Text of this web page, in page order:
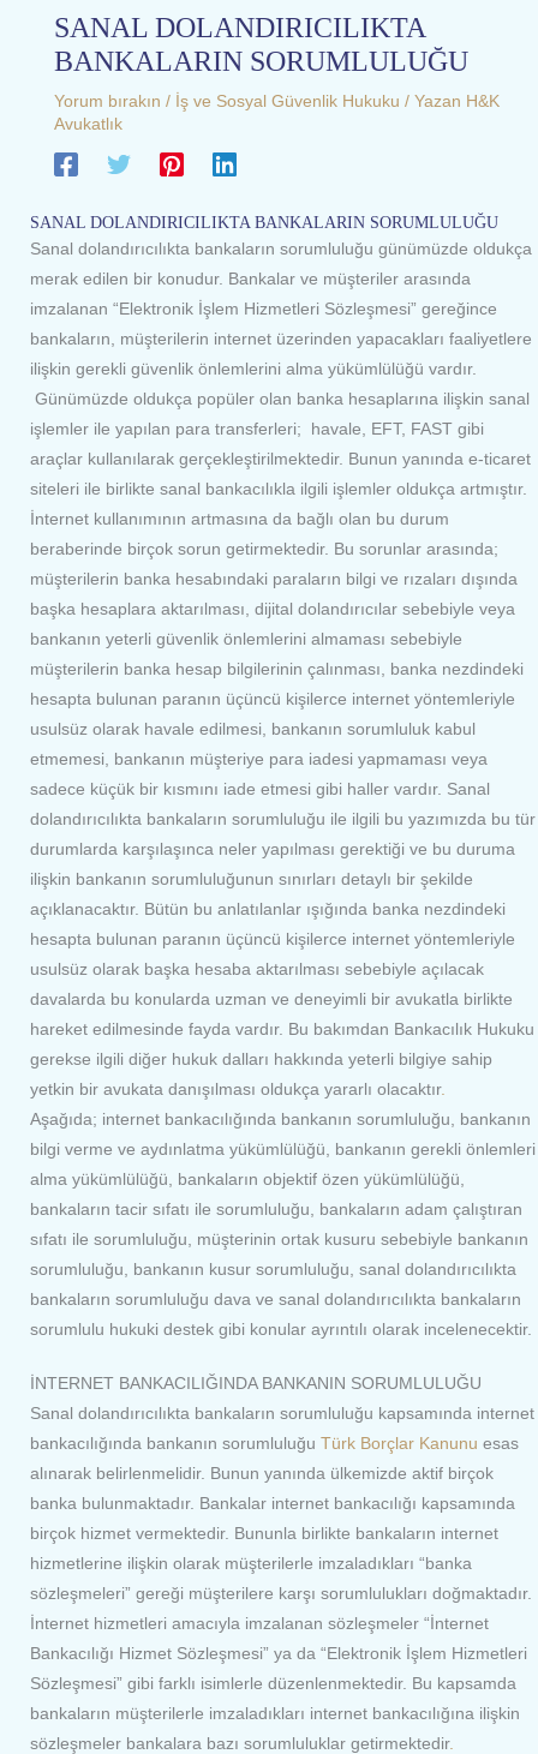
SANAL DOLANDIRICILIKTA
BANKALARIN SORUMLULUĞU
Yorum bırakın / İş ve Sosyal Güvenlik Hukuku / Yazan H&K
Avukatlık
SANAL DOLANDIRICILIKTA BANKALARIN SORUMLULUĞU
Sanal dolandırıcılıkta bankaların sorumluluğu günümüzde oldukça
merak edilen bir konudur. Bankalar ve müşteriler arasında
imzalanan “Elektronik İşlem Hizmetleri Sözleşmesi” gereğince
bankaların, müşterilerin internet üzerinden yapacakları faaliyetlere
ilişkin gerekli güvenlik önlemlerini alma yükümlülüğü vardır.
Günümüzde oldukça popüler olan banka hesaplarına ilişkin sanal
işlemler ile yapılan para transferleri; havale, EFT, FAST gibi
araçlar kullanılarak gerçekleştirilmektedir. Bunun yanında e-ticaret
siteleri ile birlikte sanal bankacılıkla ilgili işlemler oldukça artmıştır.
İnternet kullanımının artmasına da bağlı olan bu durum
beraberinde birçok sorun getirmektedir. Bu sorunlar arasında;
müşterilerin banka hesabındaki paraların bilgi ve rızaları dışında
başka hesaplara aktarılması, dijital dolandırıcılar sebebiyle veya
bankanın yeterli güvenlik önlemlerini almaması sebebiyle
müşterilerin banka hesap bilgilerinin çalınması, banka nezdindeki
hesapta bulunan paranın üçüncü kişilerce internet yöntemleriyle
usulsüz olarak havale edilmesi, bankanın sorumluluk kabul
etmemesi, bankanın müşteriye para iadesi yapmaması veya
sadece küçük bir kısmını iade etmesi gibi haller vardır. Sanal
dolandırıcılıkta bankaların sorumluluğu ile ilgili bu yazımızda bu tür
durumlarda karşılaşınca neler yapılması gerektiği ve bu duruma
ilişkin bankanın sorumluluğunun sınırları detaylı bir şekilde
açıklanacaktır. Bütün bu anlatılanlar ışığında banka nezdindeki
hesapta bulunan paranın üçüncü kişilerce internet yöntemleriyle
usulsüz olarak başka hesaba aktarılması sebebiyle açılacak
davalarda bu konularda uzman ve deneyimli bir avukatla birlikte
hareket edilmesinde fayda vardır. Bu bakımdan Bankacılık Hukuku
gerekse ilgili diğer hukuk dalları hakkında yeterli bilgiye sahip
yetkin bir avukata danışılması oldukça yararlı olacaktır.
Aşağıda; internet bankacılığında bankanın sorumluluğu, bankanın
bilgi verme ve aydınlatma yükümlülüğü, bankanın gerekli önlemleri
alma yükümlülüğü, bankaların objektif özen yükümlülüğü,
bankaların tacir sıfatı ile sorumluluğu, bankaların adam çalıştıran
sıfatı ile sorumluluğu, müşterinin ortak kusuru sebebiyle bankanın
sorumluluğu, bankanın kusur sorumluluğu, sanal dolandırıcılıkta
bankaların sorumluluğu dava ve sanal dolandırıcılıkta bankaların
sorumlulu hukuki destek gibi konular ayrıntılı olarak incelenecektir.
İNTERNET BANKACILIĞINDA BANKANIN SORUMLULUĞU
Sanal dolandırıcılıkta bankaların sorumluluğu kapsamında internet
bankacılığında bankanın sorumluluğu Türk Borçlar Kanunu esas
alınarak belirlenmelidir. Bunun yanında ülkemizde aktif birçok
banka bulunmaktadır. Bankalar internet bankacılığı kapsamında
birçok hizmet vermektedir. Bununla birlikte bankaların internet
hizmetlerine ilişkin olarak müşterilerle imzaladıkları “banka
sözleşmeleri” gereği müşterilere karşı sorumlulukları doğmaktadır.
İnternet hizmetleri amacıyla imzalanan sözleşmeler “İnternet
Bankacılığı Hizmet Sözleşmesi” ya da “Elektronik İşlem Hizmetleri
Sözleşmesi” gibi farklı isimlerle düzenlenmektedir. Bu kapsamda
bankaların müşterilerle imzaladıkları internet bankacılığına ilişkin
sözleşmeler bankalara bazı sorumluluklar getirmektedir.